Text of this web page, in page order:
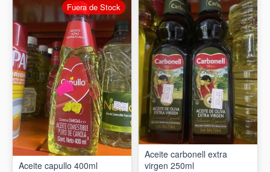
Aceite capullo 400ml
Fuera de Stock
Aceite carbonell extra
virgen 250ml